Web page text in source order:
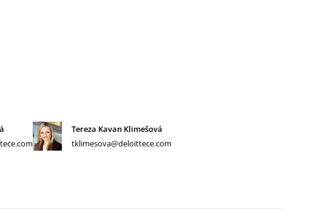
Tereza Kavan Klimešová
tklimesova@deloittece.com